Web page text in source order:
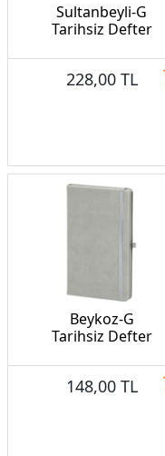
Sultanbeyli-G
Tarihsiz Defter
228,00 TL
Beykoz-G
Tarihsiz Defter
148,00 TL